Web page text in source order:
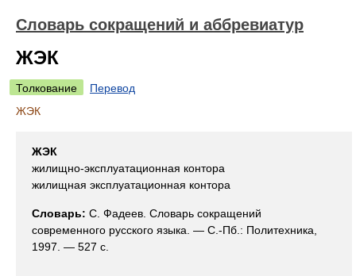
Словарь сокращений и аббревиатур
ЖЭК
Толкование
Перевод
ЖЭК
ЖЭК
жилищно-эксплуатационная контора
жилищная эксплуатационная контора
Словарь: С. Фадеев. Словарь сокращений
современного русского языка. — С.-Пб.: Политехника,
1997. — 527 с.